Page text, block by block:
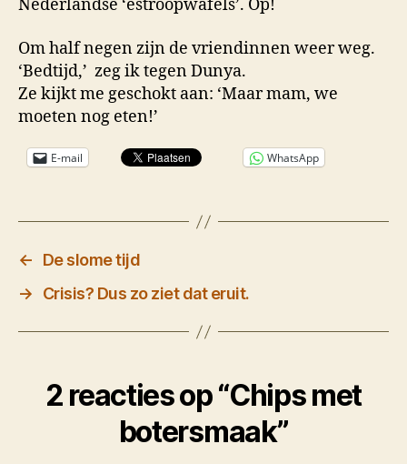
Nederlandse ‘estroopwafels’. Op!
Om half negen zijn de vriendinnen weer weg.
‘Bedtijd,’ zeg ik tegen Dunya.
Ze kijkt me geschokt aan: ‘Maar mam, we
moeten nog eten!’
E-mail WhatsApp
←
De slome tijd
→
Crisis? Dus zo ziet dat eruit.
2 reacties op “Chips met
botersmaak”